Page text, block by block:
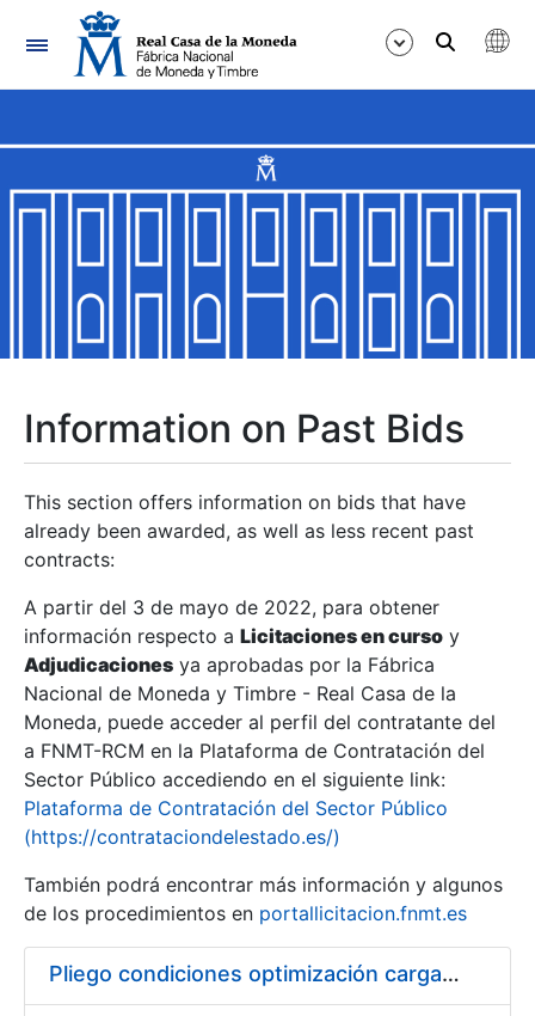
Navigation
Show/Hide
Show/Hide
Show/Hide
Show/Hide
Show/Hide
Show/Hide
Information on Past Bids
This section offers information on bids that have
already been awarded, as well as less recent past
contracts:
A partir del 3 de mayo de 2022, para obtener
información respecto a Licitaciones en curso y
Adjudicaciones ya aprobadas por la Fábrica
Nacional de Moneda y Timbre - Real Casa de la
Moneda, puede acceder al perfil del contratante del
a FNMT-RCM en la Plataforma de Contratación del
Sector Público accediendo en el siguiente link:
Plataforma de Contratación del Sector Público
(https://contrataciondelestado.es/)
También podrá encontrar más información y algunos
de los procedimientos en portallicitacion.fnmt.es
Pliego condiciones optimización cargas compras firmado